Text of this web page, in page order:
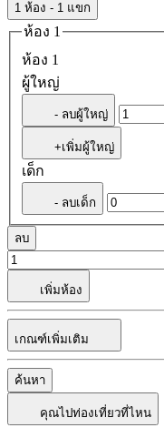
1 ห้อง - 1 แขก
ห้อง 1
ห้อง 1
ผู้ใหญ่
- ลบผู้ใหญ่
+เพิ่มผู้ใหญ่
เด็ก
- ลบเด็ก
ลบ
เพิ่มห้อง
เกณฑ์เพิ่มเติม
ค้นหา
คุณไปท่องเที่ยวที่ไหน